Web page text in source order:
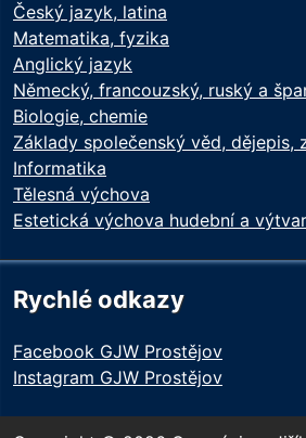
Český jazyk, latina
Matematika, fyzika
Anglický jazyk
Německý, francouzský, ruský a
Biologie, chemie
Základy společenský věd, dějepis,
Informatika
Tělesná výchova
Estetická výchova hudební a
Rychlé odkazy
Facebook GJW Prostějov
Instagram GJW Prostějov